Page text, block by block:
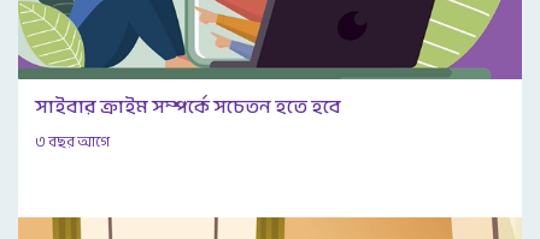
সাইবার ক্রাইম সম্পর্কে সচেতন হতে হবে
৩ বছর আগে